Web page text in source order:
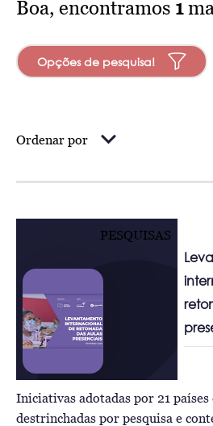
Boa, encontramos 1
Opções de pesquisa!
Ordenar por
PESQUISAS
Iniciativas adotadas por 21 países
destrinchadas por pesquisa e